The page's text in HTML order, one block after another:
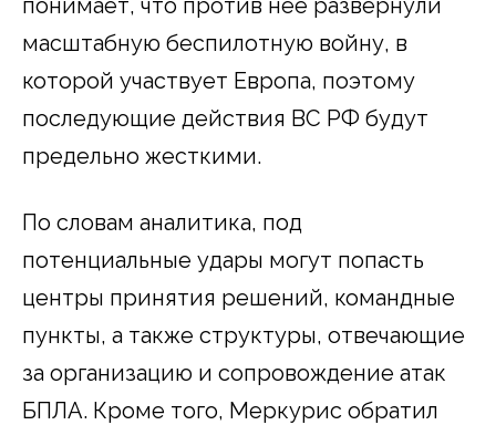
понимает, что против нее развернули
масштабную беспилотную войну, в
которой участвует Европа, поэтому
последующие действия ВС РФ будут
предельно жесткими.
По словам аналитика, под
потенциальные удары могут попасть
центры принятия решений, командные
пункты, а также структуры, отвечающие
за организацию и сопровождение атак
БПЛА. Кроме того, Меркурис обратил